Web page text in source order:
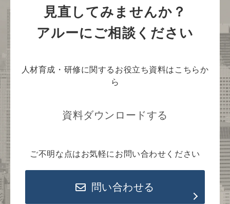
見直してみませんか？
アルーにご相談ください
人材育成・研修に関するお役立ち資料はこちらか
ら
資料ダウンロードする
ご不明な点はお気軽にお問い合わせください
問い合わせる